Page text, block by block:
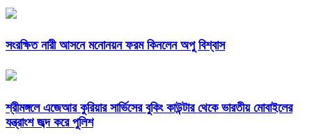
সংরক্ষিত নারী আসনে মনোনয়ন ফরম কিনলেন অপু বিশ্বাস
শ্রীমঙ্গলে এজেআর কুরিয়ার সার্ভিসের বুকিং কাউন্টার থেকে ভারতীয় মোবাইলের
যন্ত্রাংশ জব্দ করে পুলিশ